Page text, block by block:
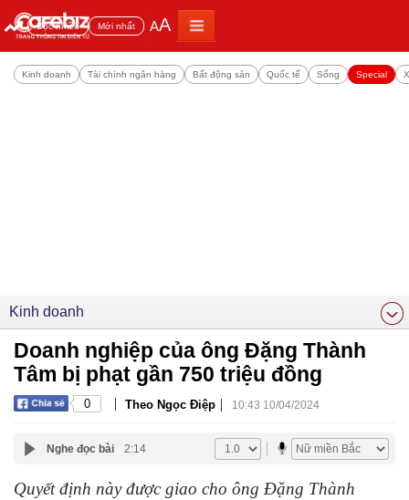
Đọc nhiều Mới nhất AA
Kinh doanh Tài chính ngân hàng Bất động sản Quốc tế Sống Special
Kinh doanh
Doanh nghiệp của ông Đặng Thành
Tâm bị phạt gần 750 triệu đồng
0 | Theo Ngọc Điệp | 10:43 10/04/2024
Nghe đọc bài 2:14
Quyết định này được giao cho ông Đặng Thành